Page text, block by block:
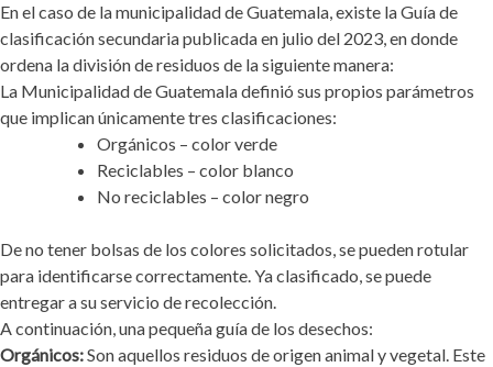
En el caso de la municipalidad de Guatemala, existe la Guía de
clasificación secundaria publicada en julio del 2023, en donde
ordena la división de residuos de la siguiente manera:
La Municipalidad de Guatemala definió sus propios parámetros
que implican únicamente tres clasificaciones:
Orgánicos – color verde
Reciclables – color blanco
No reciclables – color negro
De no tener bolsas de los colores solicitados, se pueden rotular
para identificarse correctamente. Ya clasificado, se puede
entregar a su servicio de recolección.
A continuación, una pequeña guía de los desechos:
Orgánicos:Son aquellos residuos de origen animal y vegetal. Este